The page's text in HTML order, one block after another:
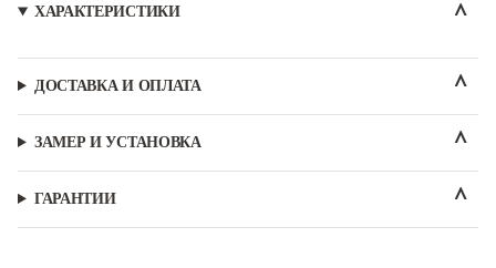
ХАРАКТЕРИСТИКИ
ДОСТАВКА И ОПЛАТА
ЗАМЕР И УСТАНОВКА
ГАРАНТИИ